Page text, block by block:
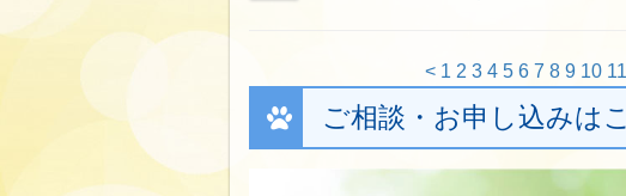
< 1 2 3 4 5 6 7 8 9 10 11
ご相談・お申し込みは